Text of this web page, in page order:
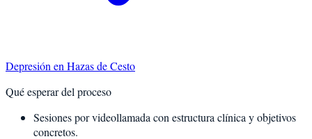
Depresión en Hazas de Cesto
Qué esperar del proceso
Sesiones por videollamada con estructura clínica y objetivos
concretos.